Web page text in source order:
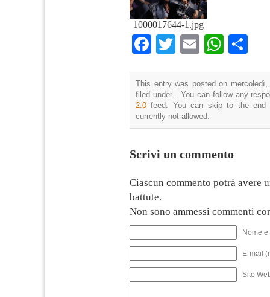
1000017644-1.jpg
Facebook
TwitterEmail
This entry was posted on
filed under . You can follow any
2.0 feed. You can skip to the end
currently not allowed.
Scrivi un commento
Ciascun commento potrà avere
battute.
Non sono ammessi commenti
Nome
E-mail
Sito